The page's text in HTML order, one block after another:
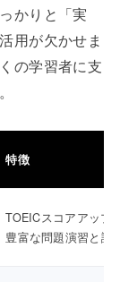
かりと「実
用が欠かせま
の学習者に支
特徴
TOEICスコアアップ
豊富な問題演習と講